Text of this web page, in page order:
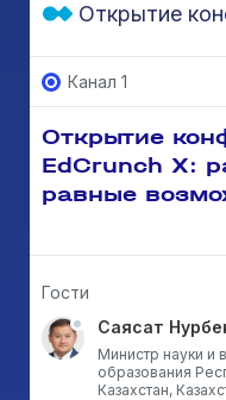
Открытие
Канал 1
Открытие
EdCrunch X:
равные
Гости
Саясат
Министр науки и
образования
Казахстан,